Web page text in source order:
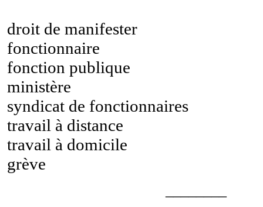
droit de manifester
fonctionnaire
fonction publique
ministère
syndicat de fonctionnaires
travail à distance
travail à domicile
grève